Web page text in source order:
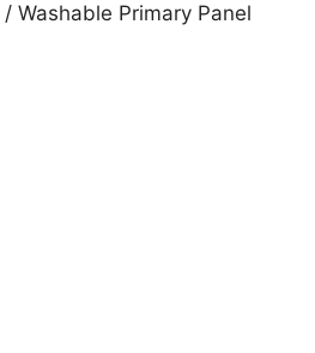
/ Washable Primary Panel